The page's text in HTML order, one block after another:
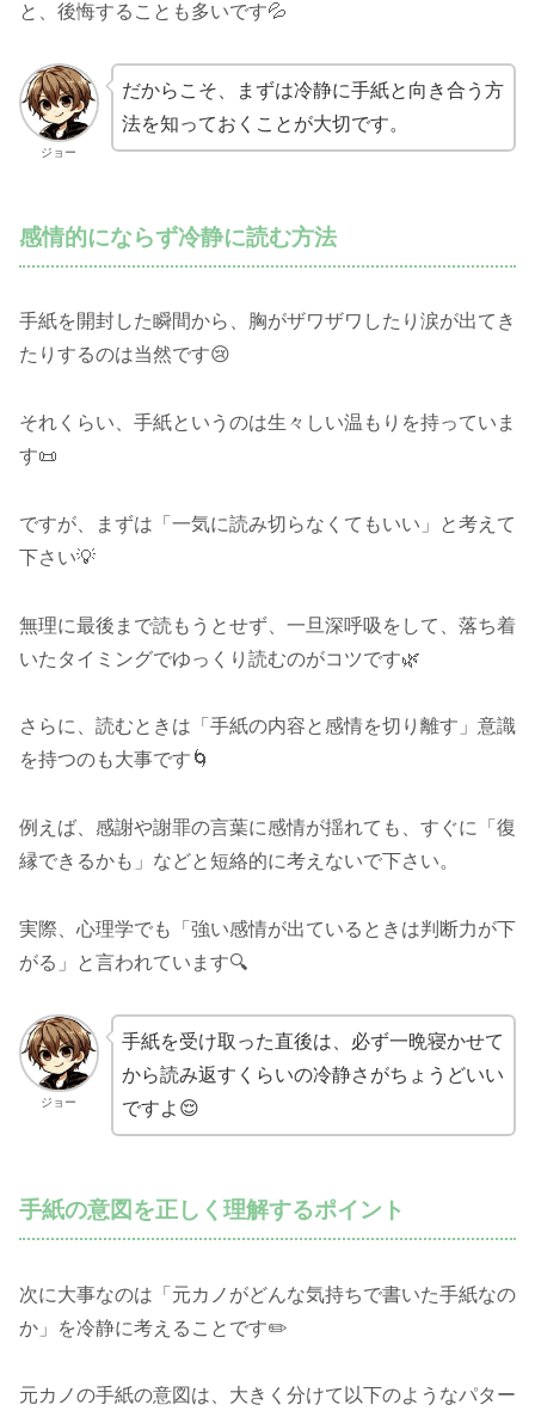
と、後悔することも多いです💦
ジョー
だからこそ、まずは冷静に手紙と向き合う方
法を知っておくことが大切です。
感情的にならず冷静に読む方法
手紙を開封した瞬間から、胸がザワザワしたり涙が出てき
たりするのは当然です😢
それくらい、手紙というのは生々しい温もりを持っていま
す📜
ですが、まずは「一気に読み切らなくてもいい」と考えて
下さい💡
無理に最後まで読もうとせず、一旦深呼吸をして、落ち着
いたタイミングでゆっくり読むのがコツです🌿
さらに、読むときは「手紙の内容と感情を切り離す」意識
を持つのも大事です🌀
例えば、感謝や謝罪の言葉に感情が揺れても、すぐに「復
縁できるかも」などと短絡的に考えないで下さい。
実際、心理学でも「強い感情が出ているときは判断力が下
がる」と言われています🔍
ジョー
手紙を受け取った直後は、必ず一晩寝かせて
から読み返すくらいの冷静さがちょうどいい
ですよ😌
手紙の意図を正しく理解するポイント
次に大事なのは「元カノがどんな気持ちで書いた手紙なの
か」を冷静に考えることです✏️
元カノの手紙の意図は、大きく分けて以下のようなパター